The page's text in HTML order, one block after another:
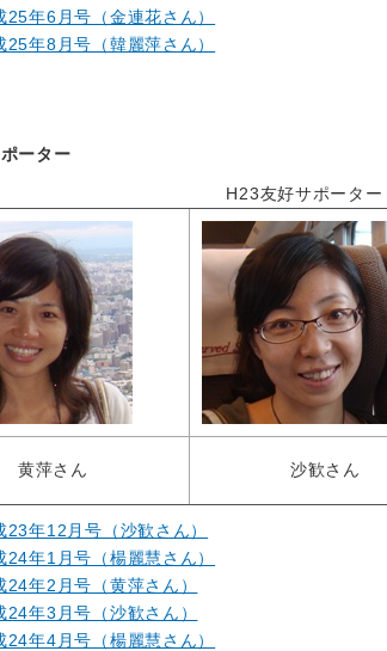
25年6月号（金連花さん）
25年8月号（韓麗萍さん）
ーター
H23友好サポーター
黄萍さん 沙歓さん
23年12月号（沙歓さん）
24年1月号（楊麗慧さん）
24年2月号（黄萍さん）
24年3月号（沙歓さん）
24年4月号（楊麗慧さん）